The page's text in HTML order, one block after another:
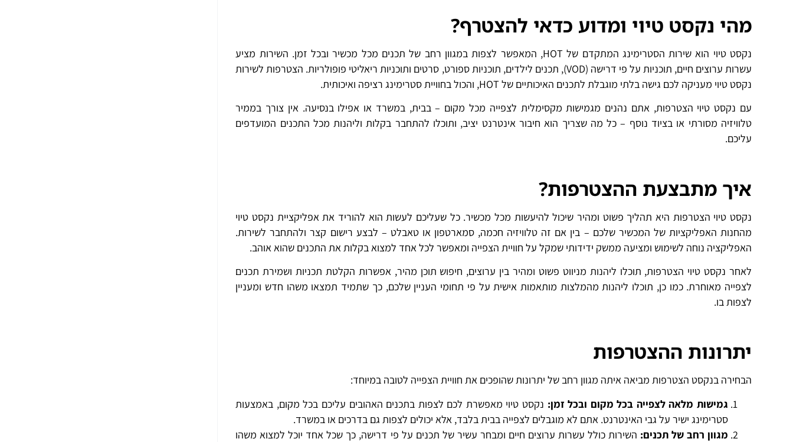
מהי נקסט טיוי ומדוע כדאי להצטרף?
נקסט טיוי הוא שירות הסטרימינג המתקדם של HOT, המאפשר לצפות במגוון רחב של תכנים מכל מכשיר ובכל זמן. השירות מציע
עשרות ערוצים חיים, תוכניות על פי דרישה (VOD), תכנים לילדים, תוכניות ספורט, סרטים ותוכניות ריאליטי פופולריות. הצטרפות לשירות
נקסט טיוי מעניקה לכם גישה בלתי מוגבלת לתכנים האיכותיים של HOT, והכול בחוויית סטרימינג רציפה ואיכותית.
עם נקסט טיוי הצטרפות, אתם נהנים מגמישות מקסימלית לצפייה מכל מקום – בבית, במשרד או אפילו בנסיעה. אין צורך בממיר
טלוויזיה מסורתי או בציוד נוסף – כל מה שצריך הוא חיבור אינטרנט יציב, ותוכלו להתחבר בקלות וליהנות מכל התכנים המועדפים
עליכם.
איך מתבצעת ההצטרפות?
נקסט טיוי הצטרפות היא תהליך פשוט ומהיר שיכול להיעשות מכל מכשיר. כל שעליכם לעשות הוא להוריד את אפליקציית נקסט טיוי
מהחנות האפליקציות של המכשיר שלכם – בין אם זה טלוויזיה חכמה, סמארטפון או טאבלט – לבצע רישום קצר ולהתחבר לשירות.
האפליקציה נוחה לשימוש ומציעה ממשק ידידותי שמקל על חוויית הצפייה ומאפשר לכל אחד למצוא בקלות את התכנים שהוא אוהב.
לאחר נקסט טיוי הצטרפות, תוכלו ליהנות מניווט פשוט ומהיר בין ערוצים, חיפוש תוכן מהיר, אפשרות הקלטת תכניות ושמירת תכנים
לצפייה מאוחרת. כמו כן, תוכלו ליהנות מהמלצות מותאמות אישית על פי תחומי העניין שלכם, כך שתמיד תמצאו משהו חדש ומעניין
לצפות בו.
יתרונות ההצטרפות
הבחירה בנקסט הצטרפות מביאה איתה מגוון רחב של יתרונות שהופכים את חוויית הצפייה לטובה במיוחד:
גמישות מלאה לצפייה בכל מקום ובכל זמן: נקסט טיוי מאפשרת לכם לצפות בתכנים האהובים עליכם בכל מקום, באמצעות
סטרימינג ישיר על גבי האינטרנט. אתם לא מוגבלים לצפייה בבית בלבד, אלא יכולים לצפות גם בדרכים או במשרד.
מגוון רחב של תכנים: השירות כולל עשרות ערוצים חיים ומבחר עשיר של תכנים על פי דרישה, כך שכל אחד יוכל למצוא משהו